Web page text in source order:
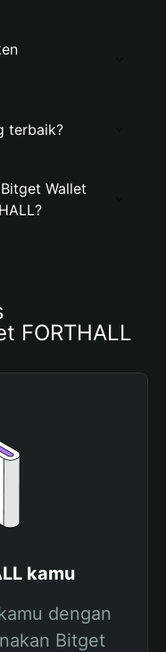
terbaik?
Wallet
FORTHALL
kamu
dengan
Bitget